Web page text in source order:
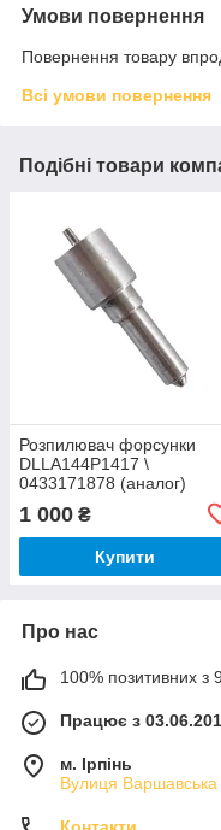
Умови повернення
Повернення товару
Всі умови повернення
Подібні товари
Розпилювач форсунки
DLLA144P1417 \
0433171878 (аналог)
1 000 ₴
Купити
Про нас
100% позитивних з
Працює з
м. Ірпінь
Вулиця Варшавська
Контакти